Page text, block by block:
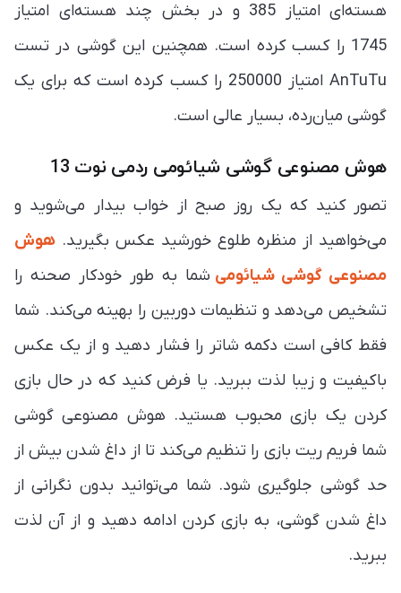
هسته‌ای امتیاز 385 و در بخش چند هسته‌ای امتیاز
1745 را کسب کرده است. همچنین این گوشی در تست
AnTuTu امتیاز 250000 را کسب کرده است که برای یک
گوشی میان‌رده، بسیار عالی است.
هوش مصنوعی گوشی شیائومی ردمی نوت 13
تصور کنید که یک روز صبح از خواب بیدار می‌شوید و
می‌خواهید از منظره طلوع خورشید عکس بگیرید. هوش
مصنوعی گوشی شیائومی شما به طور خودکار صحنه را
تشخیص می‌دهد و تنظیمات دوربین را بهینه می‌کند. شما
فقط کافی است دکمه شاتر را فشار دهید و از یک عکس
باکیفیت و زیبا لذت ببرید. یا فرض کنید که در حال بازی
کردن یک بازی محبوب هستید. هوش مصنوعی گوشی
شما فریم ریت بازی را تنظیم می‌کند تا از داغ شدن بیش از
حد گوشی جلوگیری شود. شما می‌توانید بدون نگرانی از
داغ شدن گوشی، به بازی کردن ادامه دهید و از آن لذت
ببرید.